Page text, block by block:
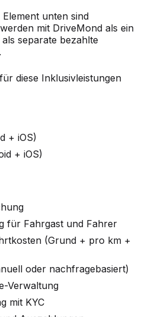
unten sind
mit DriveMond als ein
separate bezahlte
diese Inklusivleistungen
+ iOS)
+ iOS)
für Fahrgast und Fahrer
(Grund + pro km +
oder nachfragebasiert)
Verwaltung
mit KYC